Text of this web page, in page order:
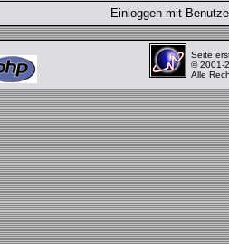
Einloggen mit
Seite
© 2001-
Alle